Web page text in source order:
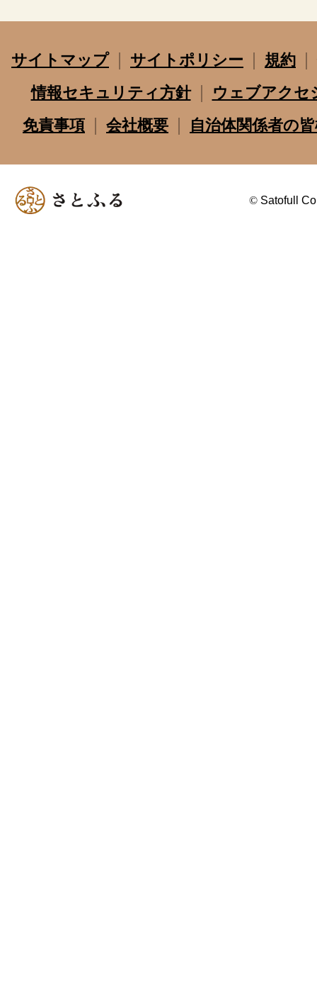
サイトマップ サイトポリシー
規約
情報セキュリティ方針
ウェブアクセ
免責事項
会社概要 自治体関係者の
© Satofull